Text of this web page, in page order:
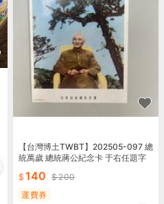
【台灣博土TWBT】202505-097 總
統萬歲 總統蔣公紀念卡 于右任題字
140
200
運費券